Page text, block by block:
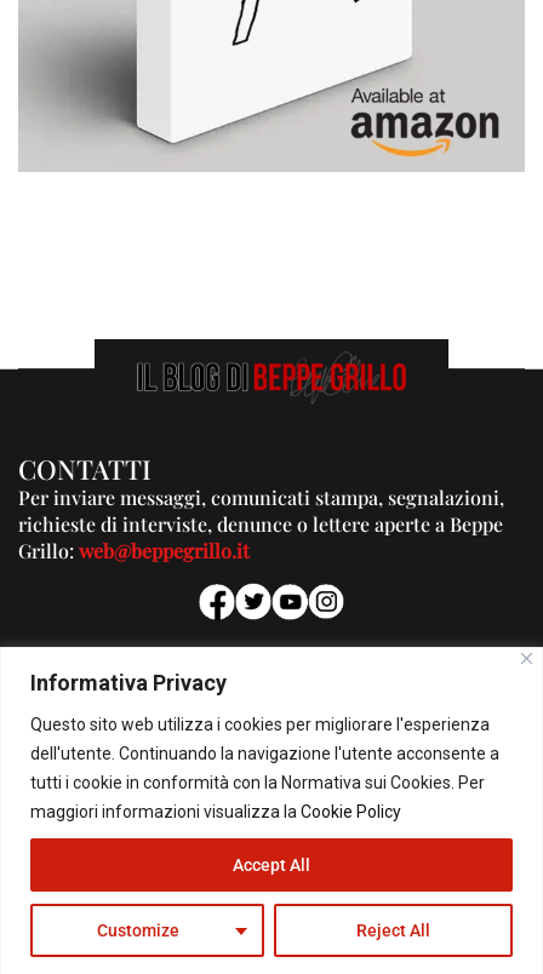
Informativa Privacy
Questo sito web utilizza i cookies per migliorare l'esperienza
dell'utente. Continuando la navigazione l'utente acconsente a
tutti i cookie in conformità con la Normativa sui Cookies. Per
maggiori informazioni visualizza la Cookie Policy
Customize Reject All
Accept All
CONTATTI
Per inviare messaggi, comunicati stampa, segnalazioni,
richieste di interviste, denunce o lettere aperte a Beppe
Grillo:web@beppegrillo.it
PUBBLICITA'
Per la tua pubblicità su questo Blog:
pubblicita@beppegrillo.it
© Copyright 2026 - Il Blog di Beppe Grillo. All Rights Reserved - Powered by
happygrafic.com